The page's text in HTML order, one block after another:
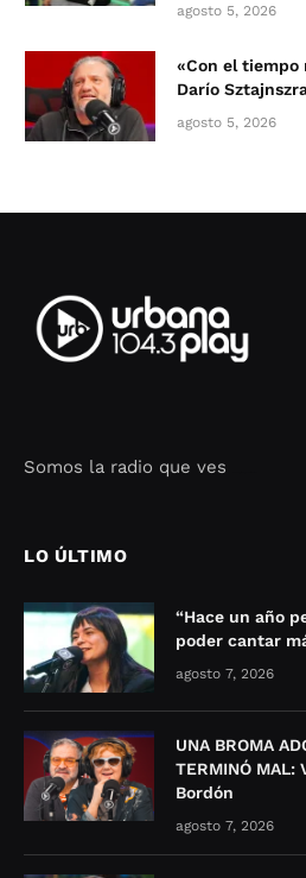
agosto 5, 2026
«Con el tiempo
Darío
agosto 5, 2026
Somos la radio que ves
LO ÚLTIMO
“Hace un año
poder cantar
agosto 7, 2026
UNA BROMA
TERMINÓ
Bordón
agosto 7, 2026